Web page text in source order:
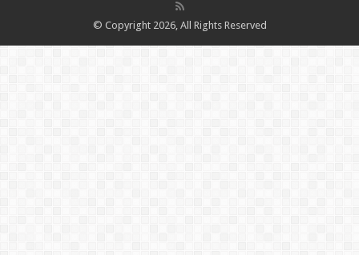
© Copyright 2026, All Rights Reserved